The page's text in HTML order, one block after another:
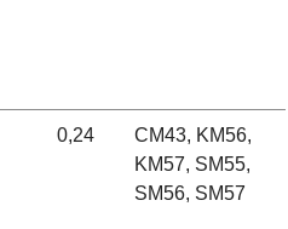
0,24
CM43, KM56,
KM57, SM55,
SM56, SM57